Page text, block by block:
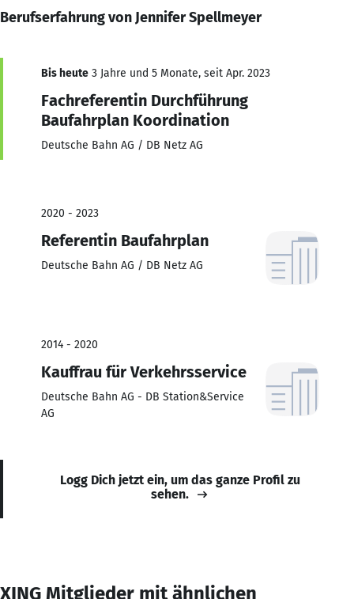
Berufserfahrung von Jennifer Spellmeyer
Bis heute 3 Jahre und 5 Monate, seit Apr. 2023
Fachreferentin Durchführung
Baufahrplan Koordination
Deutsche Bahn AG / DB Netz AG
2020 - 2023
Referentin Baufahrplan
Deutsche Bahn AG / DB Netz AG
2014 - 2020
Kauffrau für Verkehrsservice
Deutsche Bahn AG - DB Station&Service
AG
Logg Dich jetzt ein, um das ganze Profil zu
sehen.
XING Mitglieder mit ähnlichen